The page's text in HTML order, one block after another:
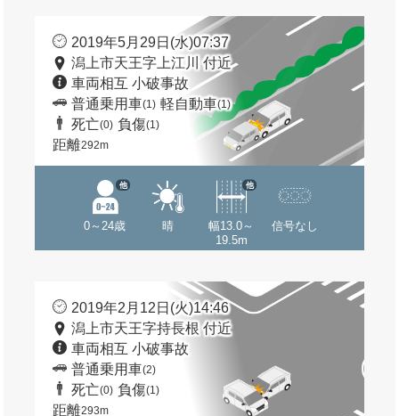
2019年5月29日(水)07:37
潟上市天王字上江川 付近
車両相互 小破事故
普通乗用車(1) 軽自動車(1)
死亡(0) 負傷(1)
距離292m
0～24歳
他
晴
幅13.0～
19.5m
他
信号なし
2019年2月12日(火)14:46
潟上市天王字持長根 付近
車両相互 小破事故
普通乗用車(2)
死亡(0) 負傷(1)
距離293m